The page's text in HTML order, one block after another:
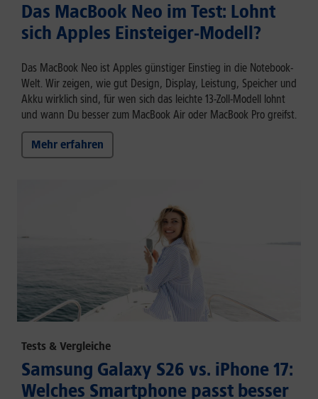
Das MacBook Neo im Test: Lohnt
sich Apples Einsteiger-Modell?
Das MacBook Neo ist Apples günstiger Einstieg in die Notebook-
Welt. Wir zeigen, wie gut Design, Display, Leistung, Speicher und
Akku wirklich sind, für wen sich das leichte 13-Zoll-Modell lohnt
und wann Du besser zum MacBook Air oder MacBook Pro greifst.
Mehr erfahren
Tests & Vergleiche
Samsung Galaxy S26 vs. iPhone 17:
Welches Smartphone passt besser